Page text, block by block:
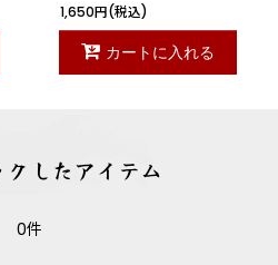
1,650円(税込)
カートに入れる
したアイテム
0件